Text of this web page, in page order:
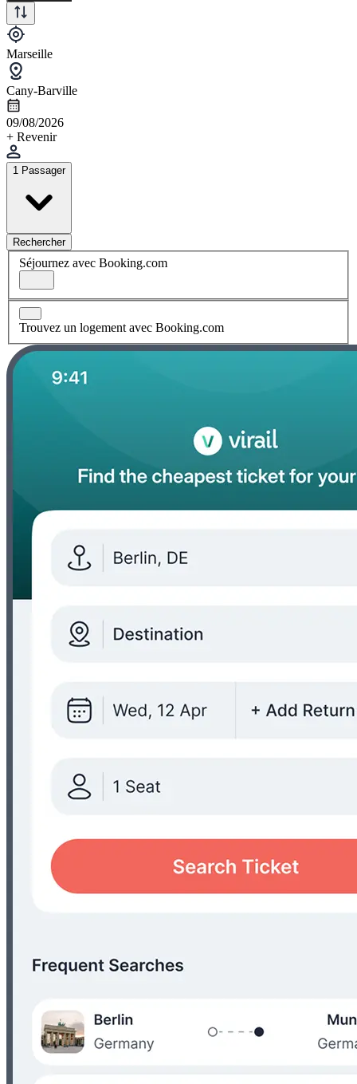
Marseille
Cany-Barville
09/08/2026
+ Revenir
1 Passager
Rechercher
Séjournez avec Booking.com
Trouvez un logement avec Booking.com